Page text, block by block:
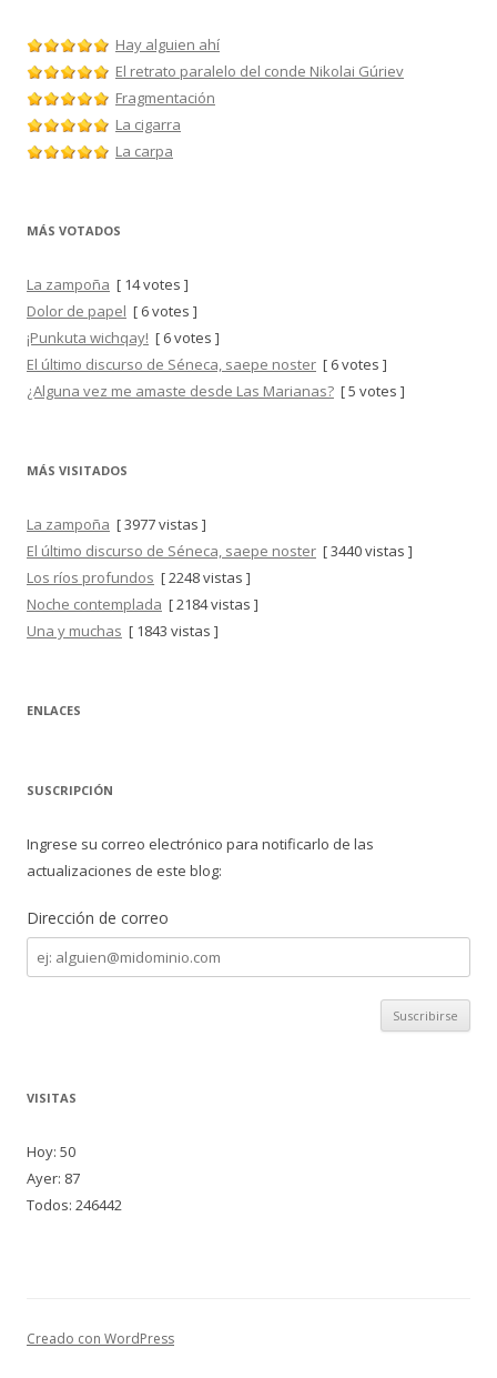
Hay alguien ahí
El retrato paralelo del conde Nikolai Gúriev
Fragmentación
La cigarra
La carpa
MÁS VOTADOS
La zampoña [ 14 votes ]
Dolor de papel [ 6 votes ]
¡Punkuta wichqay! [ 6 votes ]
El último discurso de Séneca, saepe noster [ 6 votes ]
¿Alguna vez me amaste desde Las Marianas? [ 5 votes ]
MÁS VISITADOS
La zampoña [ 3977 vistas ]
El último discurso de Séneca, saepe noster [ 3440 vistas ]
Los ríos profundos [ 2248 vistas ]
Noche contemplada [ 2184 vistas ]
Una y muchas [ 1843 vistas ]
ENLACES
SUSCRIPCIÓN
Ingrese su correo electrónico para notificarlo de las
actualizaciones de este blog:
Dirección de correo
Dirección
de
correo
VISITAS
Hoy: 50
Ayer: 87
Todos: 246442
Creado con WordPress